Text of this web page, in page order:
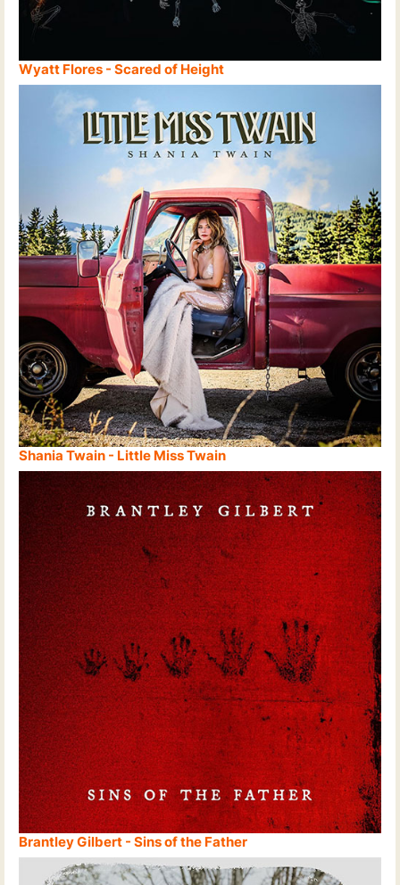
Wyatt Flores - Scared of Height
Shania Twain - Little Miss Twain
Brantley Gilbert - Sins of the Father